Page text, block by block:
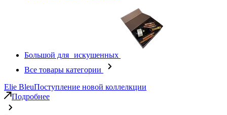
Большой для искушенных
Все товары категории
Elie BleuПоступление новой коллелкции
Подробнее